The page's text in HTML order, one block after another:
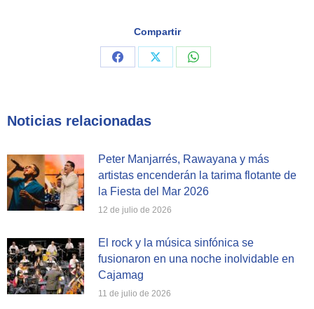
Compartir
Share
Share
Share
Noticias relacionadas
Peter Manjarrés, Rawayana y más
artistas encenderán la tarima flotante de
la Fiesta del Mar 2026
12 de julio de 2026
El rock y la música sinfónica se
fusionaron en una noche inolvidable en
Cajamag
11 de julio de 2026